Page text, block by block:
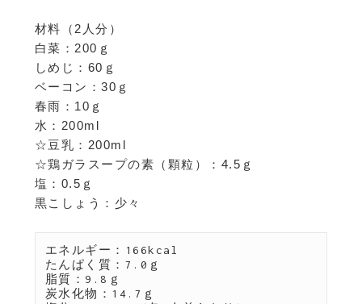
材料（2人分）
白菜：200ｇ
しめじ：60ｇ
ベーコン：30ｇ
春雨：10ｇ
水：200ml
☆豆乳：200ml
☆鶏ガラスープの素（顆粒）：4.5ｇ
塩：0.5ｇ
黒こしょう：少々
エネルギー：166kcal
たんぱく質：7.0ｇ
脂質：9.8ｇ
炭水化物：14.7ｇ